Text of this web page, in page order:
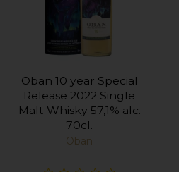
Oban 10 year Special
Release 2022 Single
Malt Whisky 57,1% alc.
70cl.
Oban